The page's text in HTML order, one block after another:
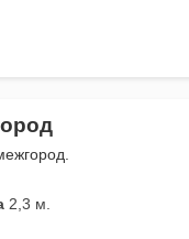
2,3 м.